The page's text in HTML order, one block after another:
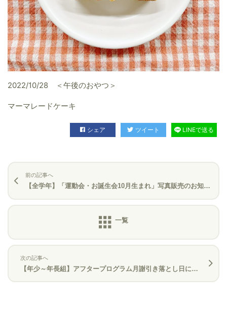
2022/10/28 ＜午後のおやつ＞
マーマレードケーキ
シェア ツイート LINEで送る
前の記事へ
【全学年】「運動会・お誕生会10月生まれ」写真販売のお知らせ
次の記事へ
【年少～年長組】アフタープログラム月謝引き落とし日について